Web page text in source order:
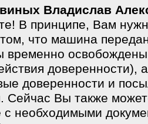
Владислав
В принципе, Вам
что машина
освобождены
доверенности),
доверенности и
Сейчас Вы также
с необходимыми